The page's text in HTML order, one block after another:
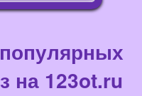
на 123ot.ru